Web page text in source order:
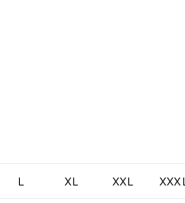
L XL XXL